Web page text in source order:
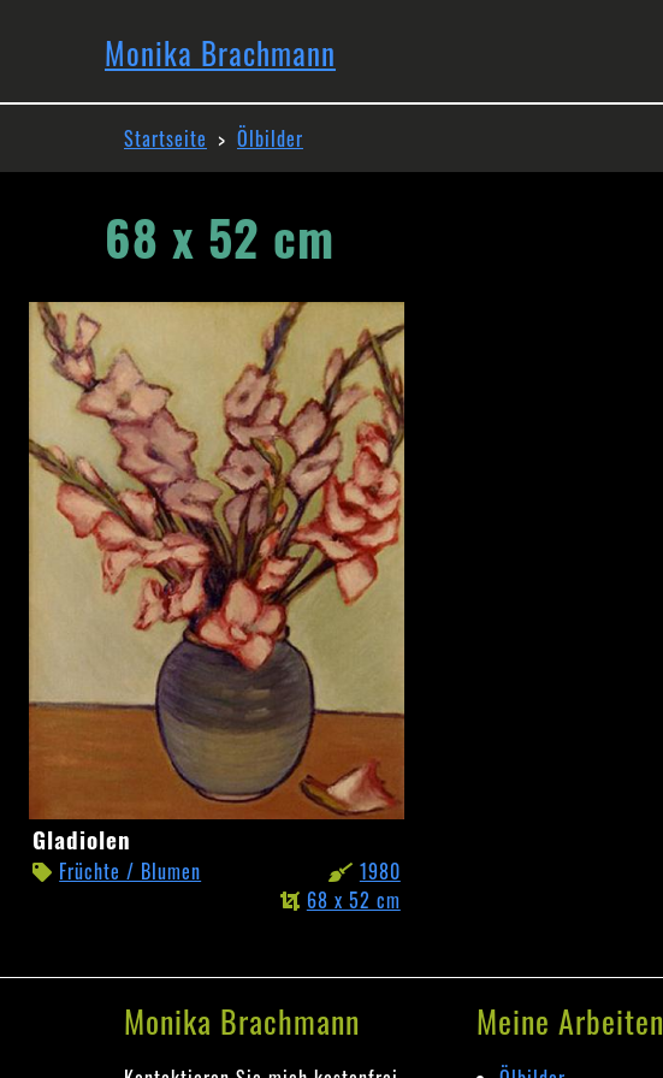
Monika Brachmann
Startseite Ölbilder
68 x 52 cm
Gladiolen
Gladiolen
Früchte / Blumen
1980
68 x 52 cm
Monika Brachmann Meine Arbeiten